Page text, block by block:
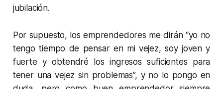
jubilación.
Por supuesto, los emprendedores me dirán “yo no
tengo tiempo de pensar en mi vejez, soy joven y
fuerte y obtendré los ingresos suficientes para
tener una vejez sin problemas”, y no lo pongo en